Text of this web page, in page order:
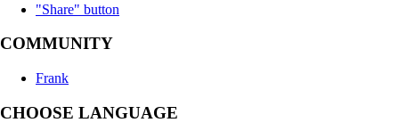
"Share" button
COMMUNITY
Frank
CHOOSE LANGUAGE